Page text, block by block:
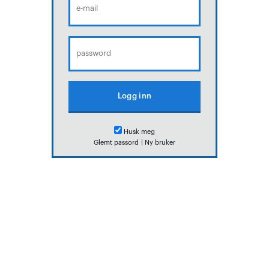
Husk meg
Glemt passord
Ny bruker